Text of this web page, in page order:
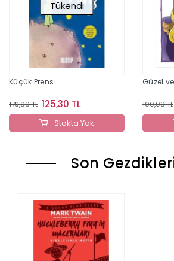
Tükendi
Küçük Prens
179,00 TL 125,30 TL
Stokta Yok
Güzel
100,00 TL
Son